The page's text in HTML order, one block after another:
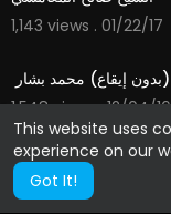
This website uses
experience on our
Got It!
1,143 views . 01/22/17
1,548 views . 12/04/16